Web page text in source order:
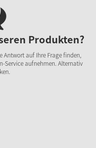
Produkten?
Antwort auf Ihre Frage finden,
Service aufnehmen. Alternativ